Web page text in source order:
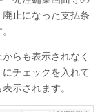
止になった支払条
らも表示されなく
チェックを入れて
示されます。